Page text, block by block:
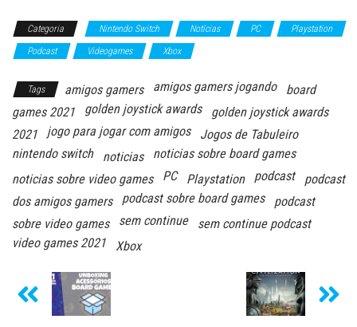
Categoria Nintendo Switch Notícias PC
Playstation
Podcast
Videogames Xbox
Tags amigos gamers amigos gamers jogando
board
games 2021
golden joystick awards
golden joystick awards
2021
jogo para jogar com amigos
Jogos de Tabuleiro
nintendo switch
noticias
noticias sobre board games
noticias sobre video games
PC Playstation podcast
podcast
dos amigos gamers
podcast sobre board games
podcast
sobre video games
sem continue
sem continue podcast
video games 2021
Xbox